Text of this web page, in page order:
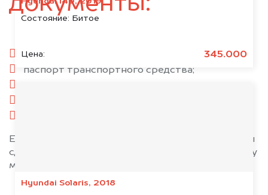
Состояние: Битое
Цена: 345.000
Hyundai Solaris, 2018
паспорт гражданина РФ;
паспорт транспортного средства;
Если у вас нет всех документов, то наши юристы
сделают всё возможное, чтобы оформить сделку
максимально быстро!